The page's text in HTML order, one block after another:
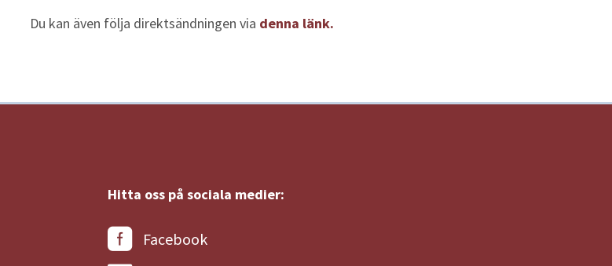
Du kan även följa direktsändningen via denna länk.
Hitta oss på sociala medier:
Facebook